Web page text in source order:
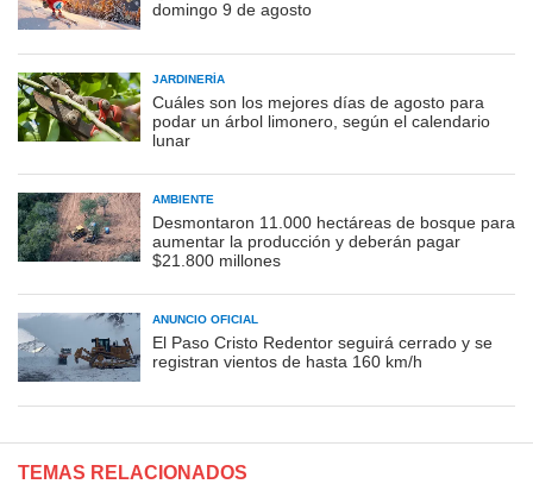
domingo 9 de agosto
JARDINERÍA
Cuáles son los mejores días de agosto para
podar un árbol limonero, según el calendario
lunar
AMBIENTE
Desmontaron 11.000 hectáreas de bosque para
aumentar la producción y deberán pagar
$21.800 millones
ANUNCIO OFICIAL
El Paso Cristo Redentor seguirá cerrado y se
registran vientos de hasta 160 km/h
TEMAS RELACIONADOS